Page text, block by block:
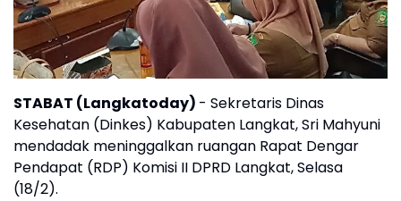
STABAT (Langkatoday) - Sekretaris Dinas
Kesehatan (Dinkes) Kabupaten Langkat, Sri Mahyuni
mendadak meninggalkan ruangan Rapat Dengar
Pendapat (RDP) Komisi II DPRD Langkat, Selasa
(18/2).